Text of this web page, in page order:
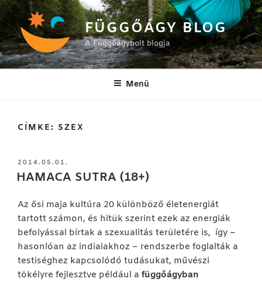
Tartalomhoz
FÜGGŐÁGY BLOG
A Függőágybolt blogja
Menü
CÍMKE: SZEX
BEKÜLDVE:
2014.05.01.
HAMACA SUTRA (18+)
Az ősi maja kultúra 20 különböző életenergiát
tartott számon, és hitük szerint ezek az energiák
befolyással bírtak a szexualitás területére is, így –
hasonlóan az indiaiakhoz – rendszerbe foglalták a
testiséghez kapcsolódó tudásukat, művészi
tökélyre fejlesztve például a függőágyban